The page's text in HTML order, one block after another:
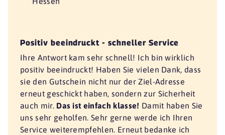
Positiv beeindruckt - schneller Service
Ihre Antwort kam sehr schnell! Ich bin wirklich
positiv beeindruckt! Haben Sie vielen Dank, dass
sie den Gutschein nicht nur der Ziel-Adresse
erneut geschickt haben, sondern zur Sicherheit
auch mir. Das ist einfach klasse! Damit haben Sie
uns sehr geholfen. Sehr gerne werde ich Ihren
Service weiterempfehlen. Erneut bedanke ich